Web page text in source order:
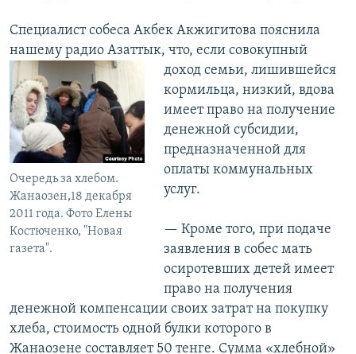
Специалист собеса Акбек Акжигитова пояснила
нашему радио Азаттык, что, если
Очередь за хлебом.
Жанаозен,18 декабря
2011 года. Фото Елены
Костюченко, "Новая
газета".
совокупный
доход семьи, лишившейся
кормильца, низкий, вдова
имеет право на получение
денежной субсидии,
предназначенной для
оплаты коммунальных
услуг.
— Кроме того, при подаче
заявления в собес мать
осиротевших детей имеет
право на получения
денежной компенсации своих затрат на покупку
хлеба, стоимость одной булки которого в
Жанаозене составляет 50 тенге. Сумма «хлебной»